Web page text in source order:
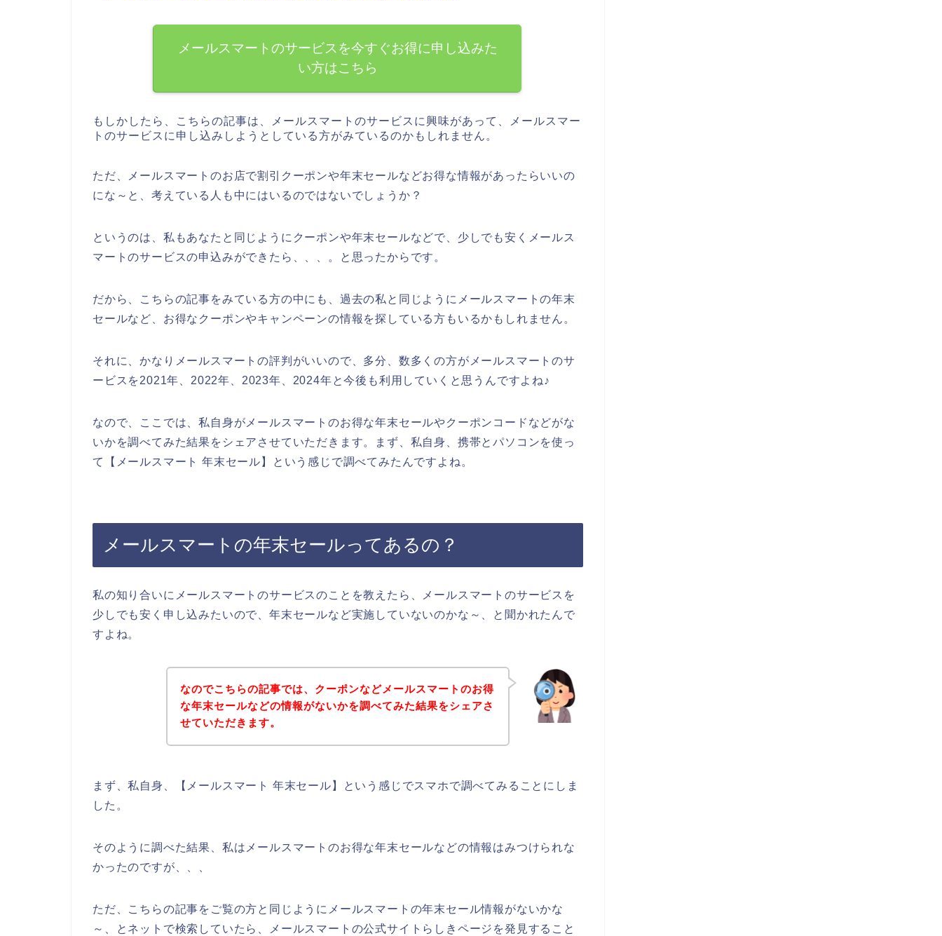
メールスマートのサービスを今すぐお得に申し込みた
い方はこちら
もしかしたら、こちらの記事は、メールスマートのサービスに興味があって、メールスマー
トのサービスに申し込みしようとしている方がみているのかもしれません。
ただ、メールスマートのお店で割引クーポンや年末セールなどお得な情報があったらいいの
にな～と、考えている人も中にはいるのではないでしょうか？
というのは、私もあなたと同じようにクーポンや年末セールなどで、少しでも安くメールス
マートのサービスの申込みができたら、、、。と思ったからです。
だから、こちらの記事をみている方の中にも、過去の私と同じようにメールスマートの年末
セールなど、お得なクーポンやキャンペーンの情報を探している方もいるかもしれません。
それに、かなりメールスマートの評判がいいので、多分、数多くの方がメールスマートのサ
ービスを2021年、2022年、2023年、2024年と今後も利用していくと思うんですよね♪
なので、ここでは、私自身がメールスマートのお得な年末セールやクーポンコードなどがな
いかを調べてみた結果をシェアさせていただきます。まず、私自身、携帯とパソコンを使っ
て【メールスマート 年末セール】という感じで調べてみたんですよね。
メールスマートの年末セールってあるの？
私の知り合いにメールスマートのサービスのことを教えたら、メールスマートのサービスを
少しでも安く申し込みたいので、年末セールなど実施していないのかな～、と聞かれたんで
すよね。
なのでこちらの記事では、クーポンなどメールスマートのお得
な年末セールなどの情報がないかを調べてみた結果をシェアさ
せていただきます。
まず、私自身、【メールスマート 年末セール】という感じでスマホで調べてみることにしま
した。
そのように調べた結果、私はメールスマートのお得な年末セールなどの情報はみつけられな
かったのですが、、、
ただ、こちらの記事をご覧の方と同じようにメールスマートの年末セール情報がないかな
～、とネットで検索していたら、メールスマートの公式サイトらしきページを発見すること